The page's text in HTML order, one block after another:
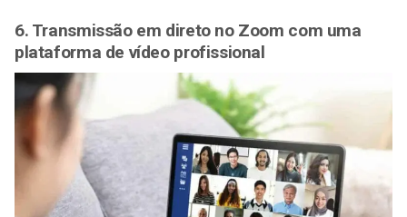
6. Transmissão em direto no Zoom com uma
plataforma de vídeo profissional